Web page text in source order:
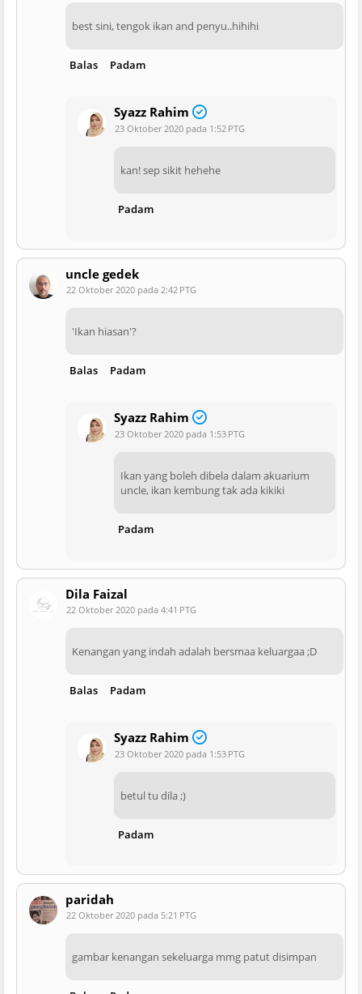
best sini, tengok ikan and penyu..hihihi
Balas Padam
Syazz Rahim
23 Oktober 2020 pada 1:52 PTG
kan! sep sikit hehehe
Padam
uncle gedek
22 Oktober 2020 pada 2:42 PTG
'Ikan hiasan'?
Balas Padam
Syazz Rahim
23 Oktober 2020 pada 1:53 PTG
Ikan yang boleh dibela dalam akuarium
uncle, ikan kembung tak ada kikiki
Padam
Dila Faizal
22 Oktober 2020 pada 4:41 PTG
Kenangan yang indah adalah bersmaa keluargaa ;D
Balas Padam
Syazz Rahim
23 Oktober 2020 pada 1:53 PTG
betul tu dila ;)
Padam
paridah
22 Oktober 2020 pada 5:21 PTG
gambar kenangan sekeluarga mmg patut disimpan